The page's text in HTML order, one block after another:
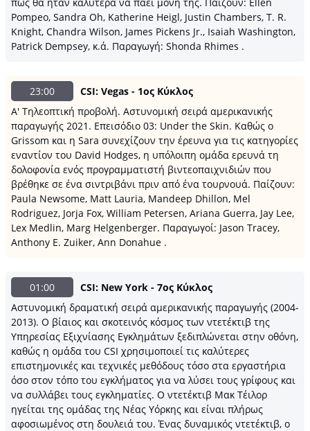
Pompeo, Sandra Oh, Katherine Heigl, Justin Chambers, T. R.
Knight, Chandra Wilson, James Pickens Jr., Isaiah Washington,
Patrick Dempsey, κ.ά. Παραγωγή: Shonda Rhimes .
23:00
CSI: Vegas - 1ος Κύκλος
Α' Τηλεοπτική προβολή. Αστυνομική σειρά αμερικανικής
παραγωγής 2021. Επεισόδιο 03: Under the Skin. Καθώς ο
Grissom και η Sara συνεχίζουν την έρευνα για τις κατηγορίες
εναντίον του David Hodges, η υπόλοιπη ομάδα ερευνά τη
δολοφονία ενός προγραμματιστή βιντεοπαιχνιδιών που
βρέθηκε σε ένα σιντριβάνι πριν από ένα τουρνουά. Παίζουν:
Paula Newsome, Matt Lauria, Mandeep Dhillon, Mel
Rodriguez, Jorja Fox, William Petersen, Ariana Guerra, Jay Lee,
Lex Medlin, Marg Helgenberger. Παραγωγοί: Jason Tracey,
Anthony E. Zuiker, Ann Donahue .
01:00
CSI: New York - 7ος Κύκλος
Αστυνομική δραματική σειρά αμερικανικής παραγωγής (2004-
2013). Ο βίαιος και σκοτεινός κόσμος των ντετέκτιβ της
Υπηρεσίας Εξιχνίασης Εγκλημάτων ξεδιπλώνεται στην οθόνη,
καθώς η ομάδα του CSI χρησιμοποιεί τις καλύτερες
επιστημονικές και τεχνικές μεθόδους τόσο στα εργαστήρια
όσο στον τόπο του εγκλήματος για να λύσει τους γρίφους και
να συλλάβει τους εγκληματίες. Ο ντετέκτιβ Μακ Τέιλορ
ηγείται της ομάδας της Νέας Υόρκης και είναι πλήρως
αφοσιωμένος στη δουλειά του. Ένας δυναμικός ντετέκτιβ, ο